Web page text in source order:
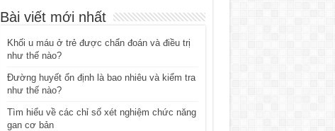
Bài viết mới nhất
Khối u máu ở trẻ được chẩn đoán và điều trị
như thế nào?
Đường huyết ổn định là bao nhiêu và kiểm tra
như thế nào?
Tìm hiểu về các chỉ số xét nghiệm chức năng
gan cơ bản